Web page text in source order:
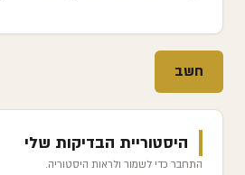
חשב
היסטוריית הבדיקות שלי
התחבר כדי לשמור ולראות היסטוריה.